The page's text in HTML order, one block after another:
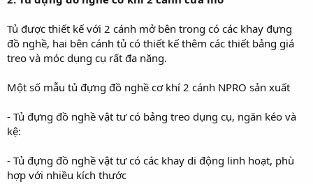
Tủ được thiết kế với 2 cánh mở bên trong có các khay đựng
đồ nghề, hai bên cánh tủ có thiết kế thêm các thiết bảng giá
treo và móc dụng cụ rất đa năng.
Một số mẫu tủ đựng đồ nghề cơ khí 2 cánh NPRO sản xuất
- Tủ đựng đồ nghề vật tư có bảng treo dụng cụ, ngăn kéo và
kệ:
- Tủ đựng đồ nghề vật tư có các khay di động linh hoạt, phù
hợp với nhiều kích thước